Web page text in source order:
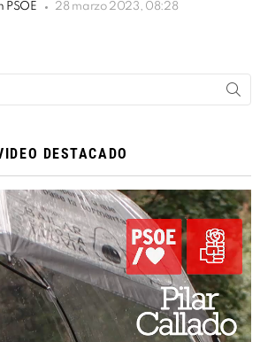
PSOE 28 marzo 2023, 08:28
DESTACADO